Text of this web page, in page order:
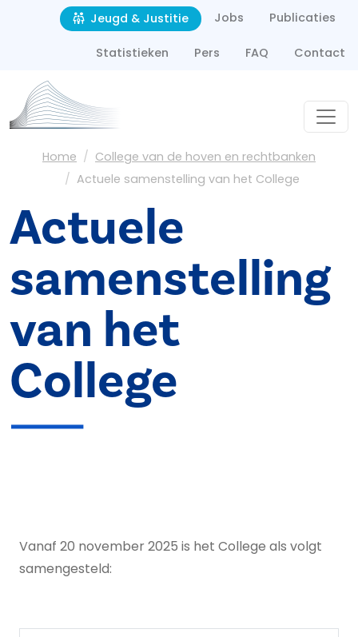
Overslaan en naar de inhoud gaan
Second navigation
Jeugd & Justitie Jobs Publicaties
Statistieken Pers FAQ Contact
Kruimelpad
Home
College van de hoven en rechtbanken
Actuele samenstelling van het College
Actuele
samenstelling
van het
College
Vanaf 20 november 2025 is het College als volgt
samengesteld: